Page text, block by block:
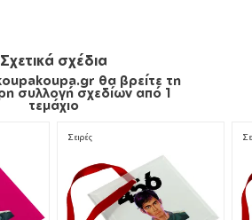
Σχετικά σχέδια
θα βρείτε τη
συλλογή σχεδίων από 1
τεμάχιο
Σειρές